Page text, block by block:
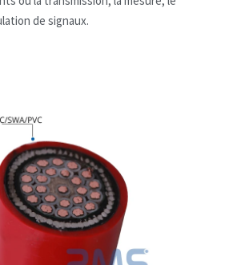
de signaux.